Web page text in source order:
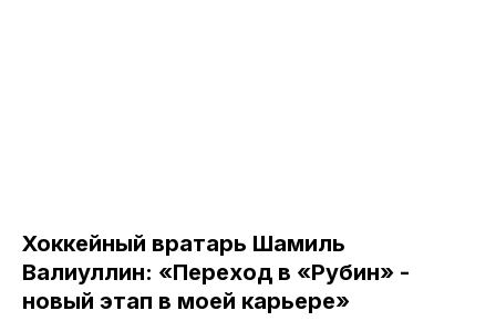
Хоккейный вратарь Шамиль
Валиуллин: «Переход в «Рубин» -
новый этап в моей карьере»